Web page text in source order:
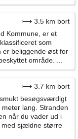
⟼ 3.5 km bort
Kommune, er et
som
er beliggende øst for
område. ...
⟼ 3.7 km bort
besøgsværdigt
lang. Stranden
når du vader ud i
med sjældne større